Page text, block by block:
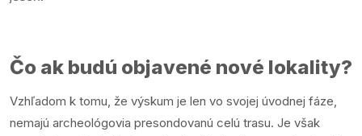
Čo ak budú objavené nové lokality?
Vzhľadom k tomu, že výskum je len vo svojej úvodnej fáze,
nemajú archeológovia presondovanú celú trasu. Je však